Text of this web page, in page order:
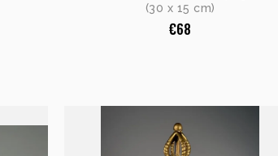
(30 x 15 cm)
€68